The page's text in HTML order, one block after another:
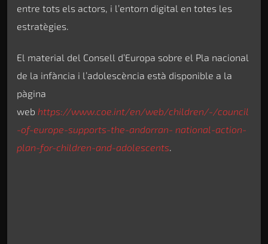
entre tots els actors, i l’entorn digital en totes les
estratègies.
El material del Consell d’Europa sobre el Pla nacional
de la infància i l’adolescència està disponible a la
pàgina
web https://www.coe.int/en/web/children/-/council
-of-europe-supports-the-andorran- national-action-
plan-for-children-and-adolescents.